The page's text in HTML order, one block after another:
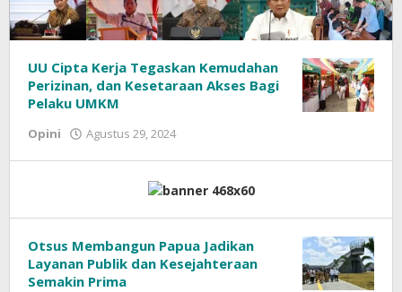
Sumselexpres.com
–
Temukan
Berita
UU Cipta Kerja Tegaskan Kemudahan
Perizinan, dan Kesetaraan Akses Bagi
Pelaku UMKM
Opini Agustus 29, 2024
Otsus Membangun Papua Jadikan
Layanan Publik dan Kesejahteraan
Semakin Prima